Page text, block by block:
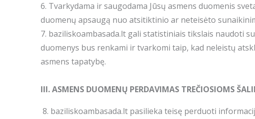
6. Tvarkydama ir saugodama Jūsų asmens duomenis
duomenų apsaugą nuo atsitiktinio ar neteisėto
7. baziliskoambasada.lt gali statistiniais tikslais naudoti
duomenys bus renkami ir tvarkomi taip, kad neleistų
asmens tapatybę.
III. ASMENS DUOMENŲ PERDAVIMAS TREČIOSIOMS
8. baziliskoambasada.lt pasilieka teisę perduoti